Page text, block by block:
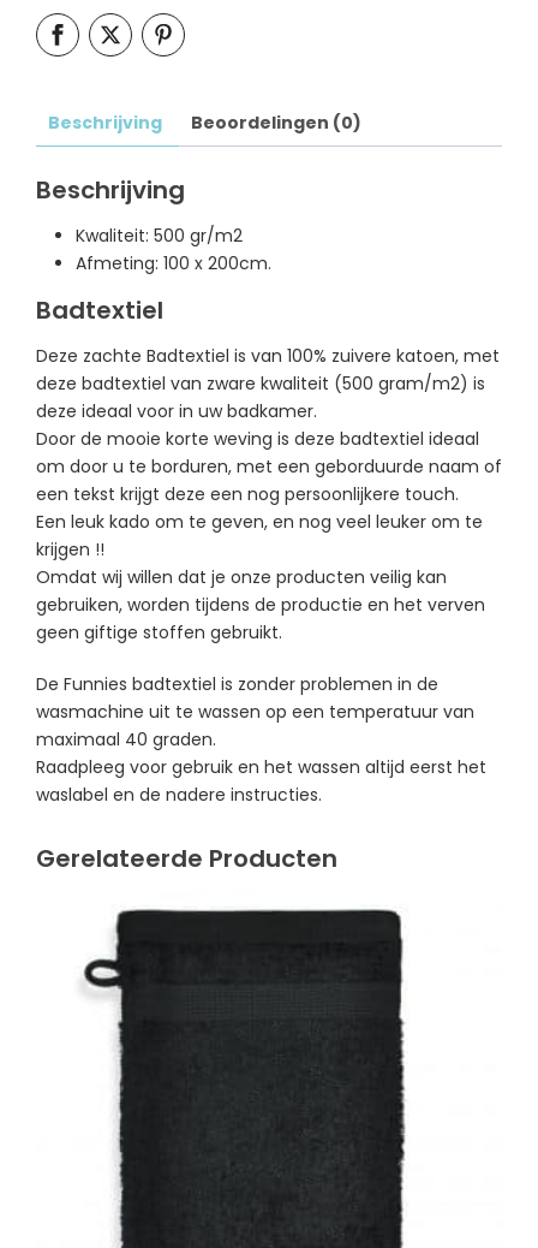
Beschrijving Beoordelingen (0)
Beschrijving
Kwaliteit: 500 gr/m2
Afmeting: 100 x 200cm.
Badtextiel
Deze zachte Badtextiel is van 100% zuivere katoen, met
deze badtextiel van zware kwaliteit (500 gram/m2) is
deze ideaal voor in uw badkamer.
Door de mooie korte weving is deze badtextiel ideaal
om door u te borduren, met een geborduurde naam of
een tekst krijgt deze een nog persoonlijkere touch.
Een leuk kado om te geven, en nog veel leuker om te
krijgen !!
Omdat wij willen dat je onze producten veilig kan
gebruiken, worden tijdens de productie en het verven
geen giftige stoffen gebruikt.
De Funnies badtextiel is zonder problemen in de
wasmachine uit te wassen op een temperatuur van
maximaal 40 graden.
Raadpleeg voor gebruik en het wassen altijd eerst het
waslabel en de nadere instructies.
Gerelateerde Producten